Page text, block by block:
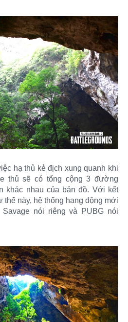
hạ thủ kẻ địch xung quanh khi
thủ sẽ có tổng cộng 3 đường
khác nhau của bản đồ. Với kết
thế này, hệ thống hang động mới
nói riêng và PUBG nói